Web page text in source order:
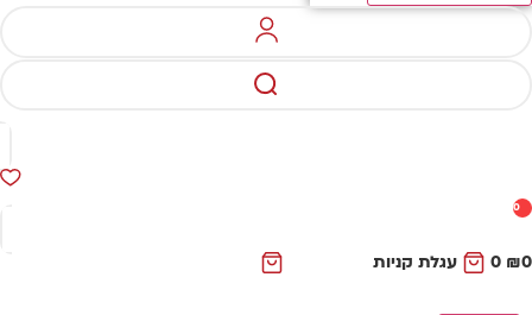
0
₪
0 עגלת קניות